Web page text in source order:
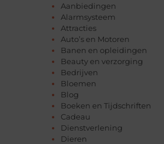
Aanbiedingen
Alarmsysteem
Attracties
Auto’s en Motoren
Banen en opleidingen
Beauty en verzorging
Bedrijven
Bloemen
Blog
Boeken en Tijdschriften
Cadeau
Dienstverlening
Dieren